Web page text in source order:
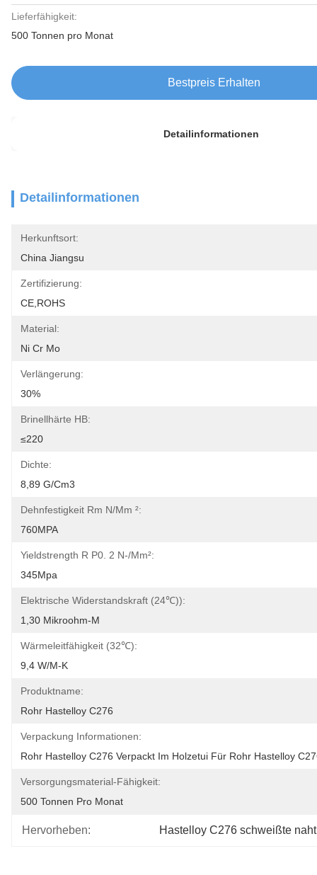
Lieferfähigkeit:
500 Tonnen pro Monat
Bestpreis Erhalten
Detailinformationen
Detailinformationen
Herkunftsort:
China Jiangsu
Zertifizierung:
CE,ROHS
Material:
Ni Cr Mo
Verlängerung:
30%
Brinellhärte HB:
≤220
Dichte:
8,89 G/cm3
Dehnfestigkeit Rm N/mm ²:
760MPA
Yieldstrength R P0. 2 N-/mm²:
345Mpa
Elektrische Widerstandskraft (24℃)):
1,30 Mikroohm-M
Wärmeleitfähigkeit (32℃):
9,4 W/m-K
Produktname:
Rohr Hastelloy C276
Verpackung Informationen:
Rohr Hastelloy C276 Verpackt Im Holzetui Für Rohr Hastelloy
Versorgungsmaterial-Fähigkeit:
500 Tonnen Pro Monat
Hervorheben: Hastelloy C276 schweißte